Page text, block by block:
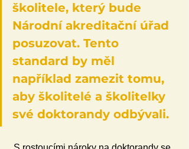
školitele, který bude
Národní akreditační úřad
posuzovat. Tento
standard by měl
například zamezit tomu,
aby školitelé a školitelky
své doktorandy odbývali.